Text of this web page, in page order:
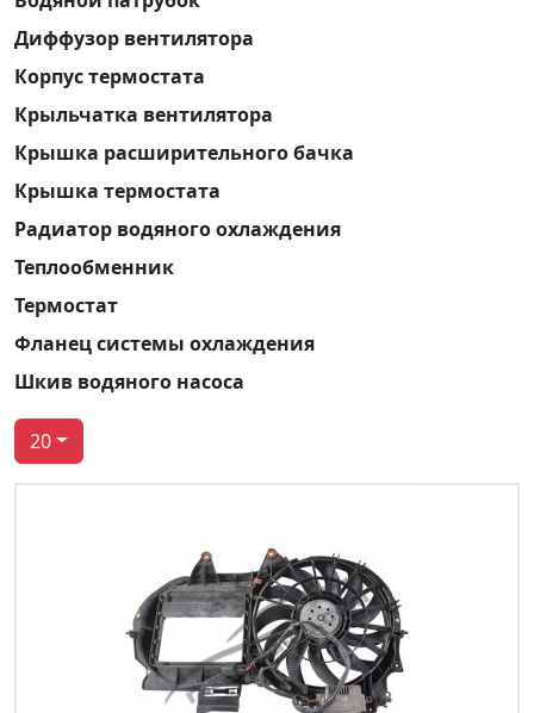
Диффузор вентилятора
Корпус термостата
Крыльчатка вентилятора
Крышка расширительного бачка
Крышка термостата
Радиатор водяного охлаждения
Теплообменник
Термостат
Фланец системы охлаждения
Шкив водяного насоса
20